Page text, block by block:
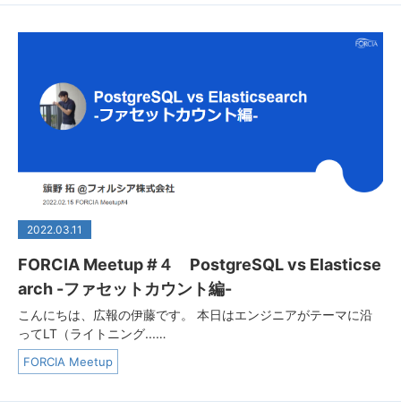
2022.03.11
FORCIA Meetup #４ PostgreSQL vs Elasticse
arch -ファセットカウント編-
こんにちは、広報の伊藤です。 本日はエンジニアがテーマに沿
ってLT（ライトニング...…
FORCIA Meetup